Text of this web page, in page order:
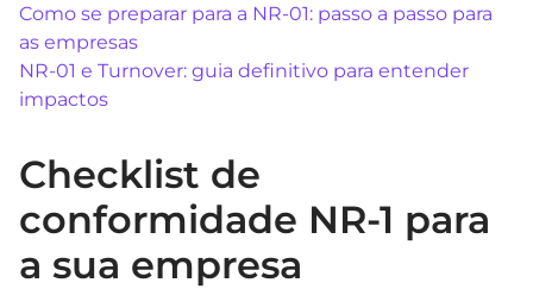
Como se preparar para a NR-01: passo a passo para
as empresas
NR-01 e Turnover: guia definitivo para entender
impactos
Checklist de
conformidade NR-1 para
a sua empresa